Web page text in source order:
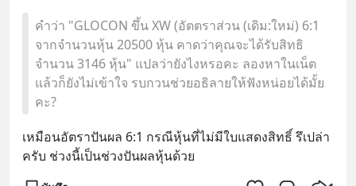
คำว่า "GLOCON ขึ้น XW (อัตตราส่วน (เดิม:ใหม่) 6:1
จากจำนวนหุ้น 20500 หุ้น คาดว่าคุณจะได้รับสิทธิ
จำนวน 3146 หุ้น" แปลว่ายังไงหรอคะ ลองหาในเน็ต
แล้วก็ยังไม่เข้าใจ รบกวนช่วยอธิลายให้ฟังหน่อยได้มั้ย
คะ?
เหมือนอัตราปันผล 6:1 กรณีหุ้นที่ไม่มีใบแสดงสิทธิ์ รึเปล่า
ครับ ช่วงนี้เป็นช่วงปันผลหุ้นด้วย